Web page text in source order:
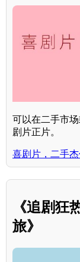
可以在二手市
剧片正片。
喜剧片，二手
《追剧狂
旅》